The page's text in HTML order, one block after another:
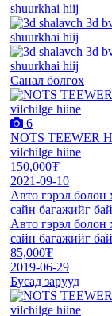
Санал болгох
6
NOTS TEEWER
vilchilge hiine
150,000₮
2021-09-10
Авто гэрэл
сайн багажийг
Авто гэрэл
сайн багажийг
85,000₮
2019-06-29
Бусад зарууд